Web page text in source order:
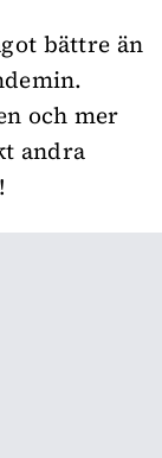
bättre än
och mer
andra